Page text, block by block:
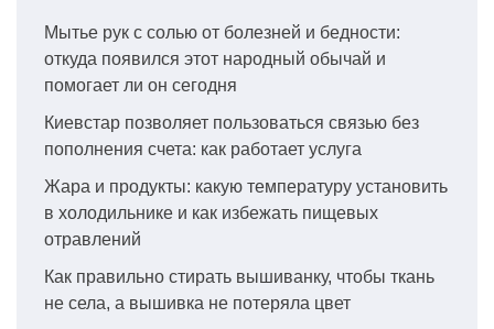
Мытье рук с солью от болезней и бедности:
откуда появился этот народный обычай и
помогает ли он сегодня
Киевстар позволяет пользоваться связью без
пополнения счета: как работает услуга
Жара и продукты: какую температуру установить
в холодильнике и как избежать пищевых
отравлений
Как правильно стирать вышиванку, чтобы ткань
не села, а вышивка не потеряла цвет